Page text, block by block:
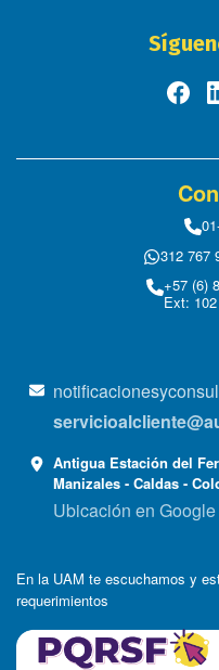
312 767
+57 (6)
Ext:
Antigua Estación del
Manizales - Caldas -
Ubicación en
En la UAM te escuchamos y
requerimientos